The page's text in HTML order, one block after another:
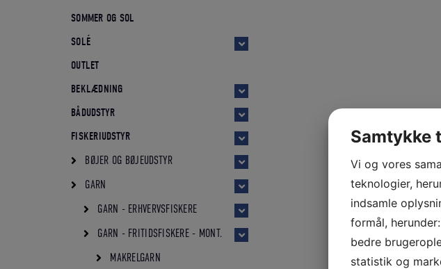
SOMMER OG SOL
SOLÉ
OUTLET
BEKLÆDNING
BÅDUDSTYR
FISKERIUDSTYR
BØJER OG BØJEUDSTYR
GARN
GARN - ERHVERVSFISKERE
GARN - FRITIDSFISKERE - MONT.
MAKRELGARN
Samtykke
Vi og vores
teknologier,
indsamle
formål,
bedre
statistik og